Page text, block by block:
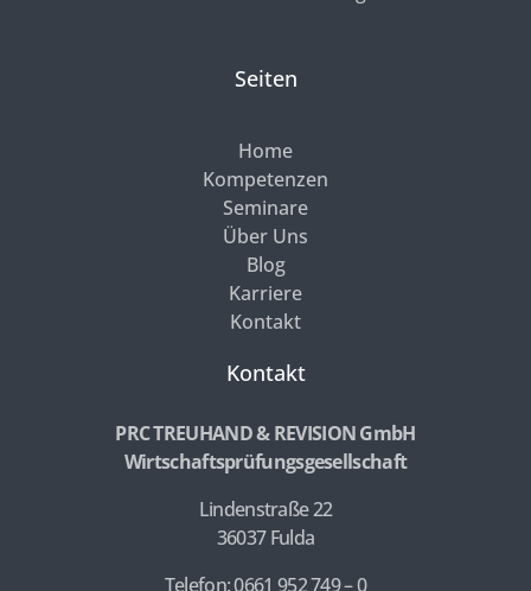
Seiten
Home
Kompetenzen
Seminare
Über Uns
Blog
Karriere
Kontakt
Kontakt
PRC TREUHAND & REVISION GmbH
Wirtschaftsprüfungsgesellschaft
Lindenstraße 22
36037 Fulda
Telefon: 0661 952 749 – 0